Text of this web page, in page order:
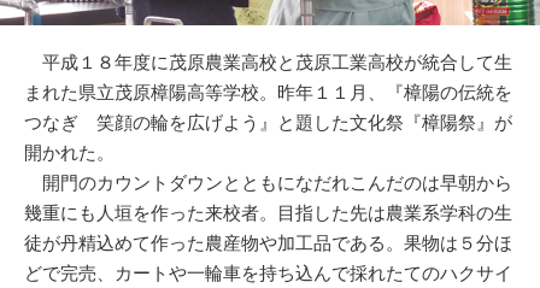
平成１８年度に茂原農業高校と茂原工業高校が統合して生
まれた県立茂原樟陽高等学校。昨年１１月、『樟陽の伝統を
つなぎ 笑顔の輪を広げよう』と題した文化祭『樟陽祭』が
開かれた。
開門のカウントダウンとともになだれこんだのは早朝から
幾重にも人垣を作った来校者。目指した先は農業系学科の生
徒が丹精込めて作った農産物や加工品である。果物は５分ほ
どで完売、カートや一輪車を持ち込んで採れたてのハクサイ